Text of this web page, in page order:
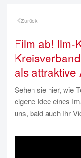
Zurück
Film ab! Ilm-
als
Sehen sie hier, wie
eigene Idee eines
uns, bald auch Ihr